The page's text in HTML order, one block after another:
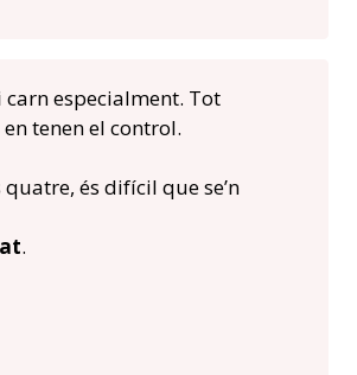
especialment. Tot
tenen el control.
és difícil que se’n
.